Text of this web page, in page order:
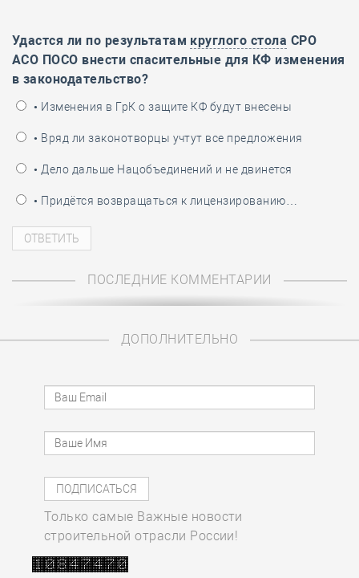
Удастся ли по результатам круглого стола СРО
АСО ПОСО внести спасительные для КФ изменения
в законодательство?
• Изменения в ГрК о защите КФ будут внесены
• Вряд ли законотворцы учтут все предложения
• Дело дальше Нацобъединений и не двинется
• Придётся возвращаться к лицензированию…
ПОСЛЕДНИЕ КОММЕНТАРИИ
ДОПОЛНИТЕЛЬНО
Только самые Важные новости
строительной отрасли России!